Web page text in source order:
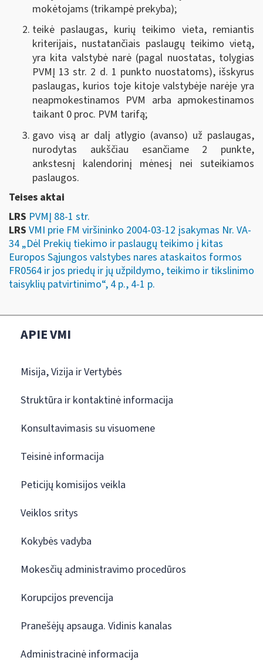
mokėtojams (trikampė prekyba);
teikė paslaugas, kurių teikimo vieta, remiantis
kriterijais, nustatančiais paslaugų teikimo vietą,
yra kita valstybė narė (pagal nuostatas, tolygias
PVMĮ 13 str. 2 d. 1 punkto nuostatoms), išskyrus
paslaugas, kurios toje kitoje valstybėje narėje yra
neapmokestinamos PVM arba apmokestinamos
taikant 0 proc. PVM tarifą;
gavo visą ar dalį atlygio (avanso) už paslaugas,
nurodytas aukščiau esančiame 2 punkte,
ankstesnį kalendorinį mėnesį nei suteikiamos
paslaugos.
Teises aktai
LRS PVMĮ 88-1 str.
LRS VMI prie FM viršininko 2004-03-12 įsakymas Nr. VA-
34 „Dėl Prekių tiekimo ir paslaugų teikimo į kitas
Europos Sąjungos valstybes nares ataskaitos formos
FR0564 ir jos priedų ir jų užpildymo, teikimo ir tikslinimo
taisyklių patvirtinimo“, 4 p., 4-1 p.
APIE VMI
Misija, Vizija ir Vertybės
Struktūra ir kontaktinė informacija
Konsultavimasis su visuomene
Teisinė informacija
Peticijų komisijos veikla
Veiklos sritys
Kokybės vadyba
Mokesčių administravimo procedūros
Korupcijos prevencija
Pranešėjų apsauga. Vidinis kanalas
Administracinė informacija